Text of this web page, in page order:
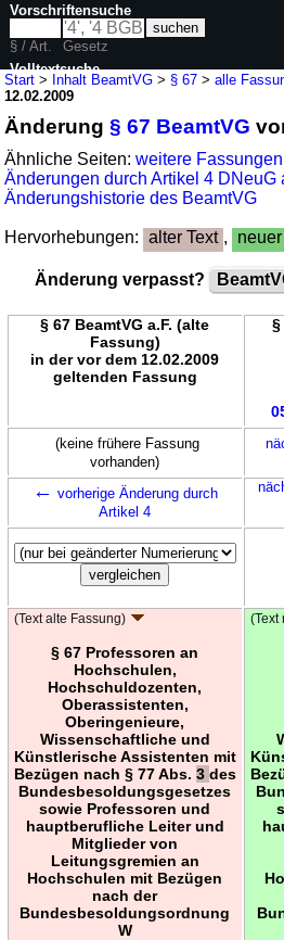
Start > Inhalt BeamtVG > § 67 >alle
12.02.2009
Änderung§ 67 BeamtVG
Ähnliche Seiten:weitere
Änderungen durch Artikel 4 DNeuG
Änderungshistorie des BeamtVG
Hervorhebungen: alter Text ,
Änderung verpasst?
§ 67 BeamtVG a.F. (alte
Fassung)
in der vor dem 12.02.2009
geltenden Fassung
§
(keine frühere Fassung
vorhanden)
← vorherige Änderung durch
Artikel 4
(Text alte Fassung)
§ 67 Professoren an
Hochschulen,
Hochschuldozenten,
Oberassistenten,
Oberingenieure,
Wissenschaftliche und
Künstlerische Assistenten mit
Bezügen nach § 77 Abs. 3 des
Bundesbesoldungsgesetzes
sowie Professoren und
hauptberufliche Leiter und
Mitglieder von
Leitungsgremien an
Hochschulen mit Bezügen
nach der
Bundesbesoldungsordnung
W
(Text
Vorschriftensuche
§ / Art.
Gesetz
Volltextsuche